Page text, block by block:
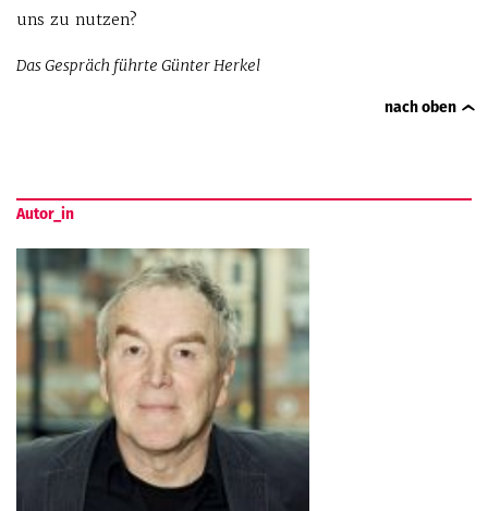
uns zu nutzen?
Das Gespräch führte Günter Herkel
nach oben
Autor_in